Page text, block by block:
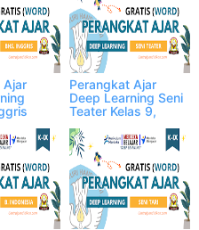
Ajar
Perangkat Ajar
Deep Learning Seni
Teater Kelas 9,